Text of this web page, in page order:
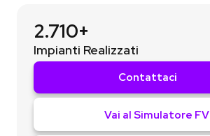
2.710+
Impianti Realizzati
Contattaci
Vai al Simulatore FV